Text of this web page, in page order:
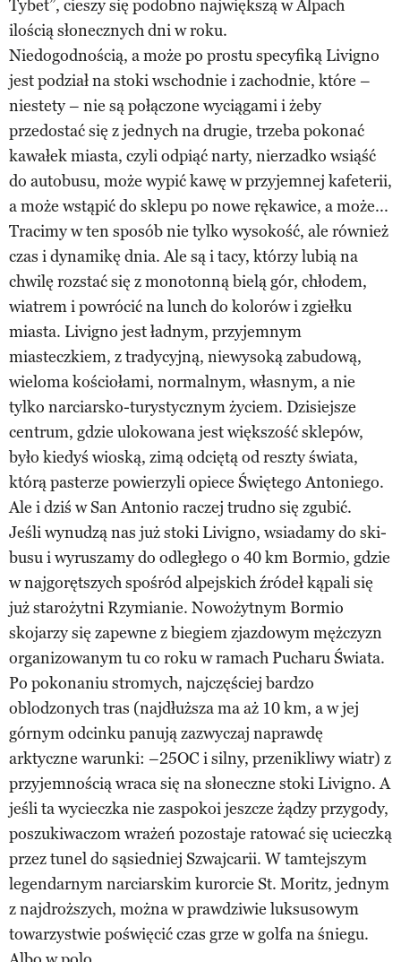
Tybet”, cieszy się podobno największą w Alpach
ilością słonecznych dni w roku.
Niedogodnością, a może po prostu specyfiką Livigno
jest podział na stoki wschodnie i zachodnie, które –
niestety – nie są połączone wyciągami i żeby
przedostać się z jednych na drugie, trzeba pokonać
kawałek miasta, czyli odpiąć narty, nierzadko wsiąść
do autobusu, może wypić kawę w przyjemnej kafeterii,
a może wstąpić do sklepu po nowe rękawice, a może...
Tracimy w ten sposób nie tylko wysokość, ale również
czas i dynamikę dnia. Ale są i tacy, którzy lubią na
chwilę rozstać się z monotonną bielą gór, chłodem,
wiatrem i powrócić na lunch do kolorów i zgiełku
miasta. Livigno jest ładnym, przyjemnym
miasteczkiem, z tradycyjną, niewysoką zabudową,
wieloma kościołami, normalnym, własnym, a nie
tylko narciarsko-turystycznym życiem. Dzisiejsze
centrum, gdzie ulokowana jest większość sklepów,
było kiedyś wioską, zimą odciętą od reszty świata,
którą pasterze powierzyli opiece Świętego Antoniego.
Ale i dziś w San Antonio raczej trudno się zgubić.
Jeśli wynudzą nas już stoki Livigno, wsiadamy do ski-
busu i wyruszamy do odległego o 40 km Bormio, gdzie
w najgorętszych spośród alpejskich źródeł kąpali się
już starożytni Rzymianie. Nowożytnym Bormio
skojarzy się zapewne z biegiem zjazdowym mężczyzn
organizowanym tu co roku w ramach Pucharu Świata.
Po pokonaniu stromych, najczęściej bardzo
oblodzonych tras (najdłuższa ma aż 10 km, a w jej
górnym odcinku panują zazwyczaj naprawdę
arktyczne warunki: –25OC i silny, przenikliwy wiatr) z
przyjemnością wraca się na słoneczne stoki Livigno. A
jeśli ta wycieczka nie zaspokoi jeszcze żądzy przygody,
poszukiwaczom wrażeń pozostaje ratować się ucieczką
przez tunel do sąsiedniej Szwajcarii. W tamtejszym
legendarnym narciarskim kurorcie St. Moritz, jednym
z najdroższych, można w prawdziwie luksusowym
towarzystwie poświęcić czas grze w golfa na śniegu.